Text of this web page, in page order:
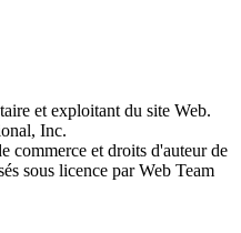
et exploitant du site Web.
Inc.
commerce et droits d'auteur de
sous licence par Web Team